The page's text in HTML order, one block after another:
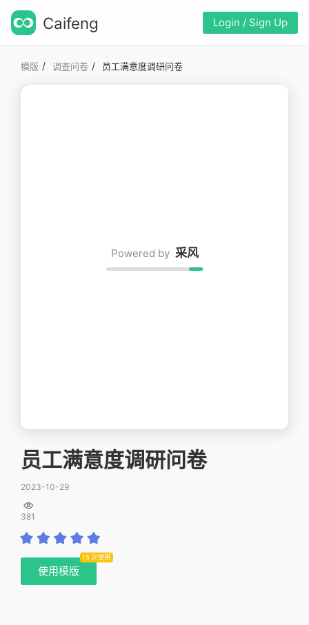
Caifeng Login / Sign Up
模版 / 调查问卷 / 员工满意度调研问卷
员工满意度调研问卷
2023-10-29

381
使用模版
15 次使用